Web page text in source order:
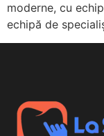
moderne, cu
echipă de